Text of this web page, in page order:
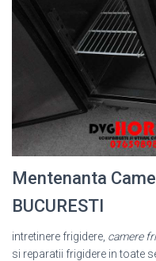
Mentenanta
BUCURESTI
intretinere frigidere, camere
si reparatii frigidere in toate